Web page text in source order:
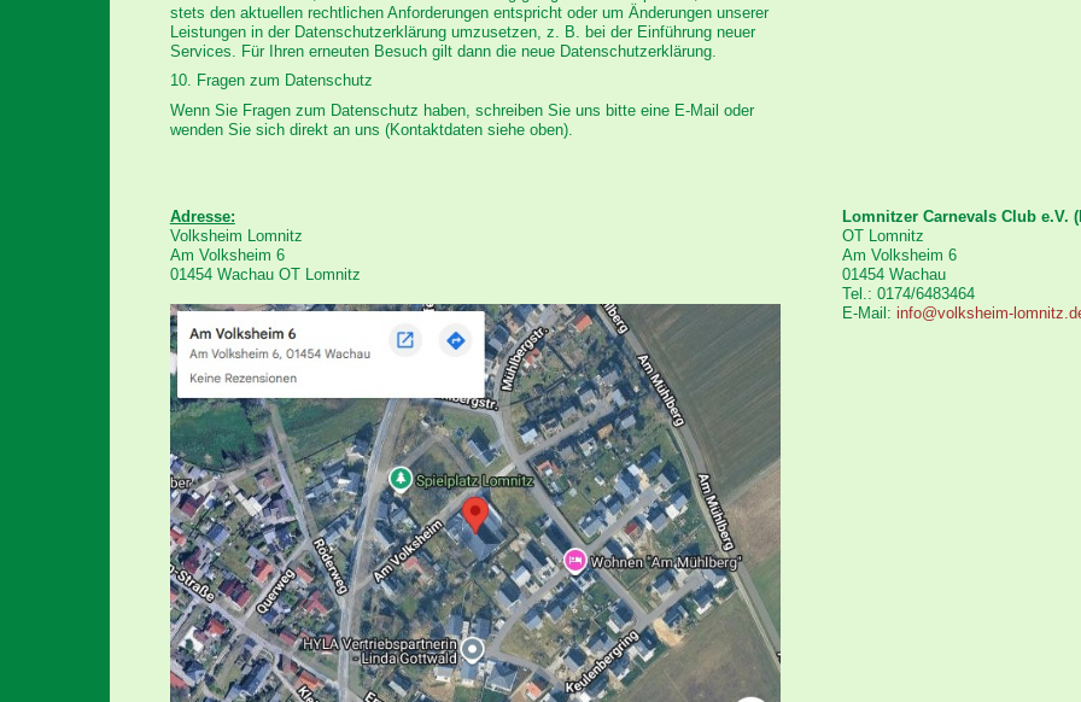
stets den aktuellen rechtlichen Anforderungen entspricht oder um Änderungen unserer
Leistungen in der Datenschutzerklärung umzusetzen, z. B. bei der Einführung neuer
Services. Für Ihren erneuten Besuch gilt dann die neue Datenschutzerklärung.
10. Fragen zum Datenschutz
Wenn Sie Fragen zum Datenschutz haben, schreiben Sie uns bitte eine E-Mail oder
wenden Sie sich direkt an uns (Kontaktdaten siehe oben).
Adresse:
Volksheim Lomnitz
Am Volksheim 6
01454 Wachau OT Lomnitz
Lomnitzer Carnevals Club e.V.
OT Lomnitz
Am Volksheim 6
01454 Wachau
Tel.: 0174/6483464
E-Mail: info@volksheim-